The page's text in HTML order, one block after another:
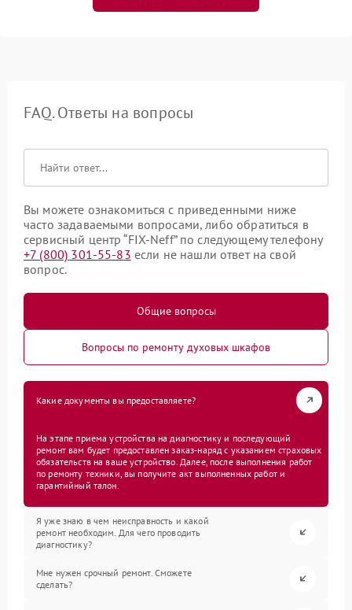
FAQ. Ответы на вопросы
Вы можете ознакомиться с приведенными ниже
часто задаваемыми вопросами, либо обратиться в
сервисный центр “FIX-Neff” по следующему телефону
+7 (800) 301-55-83 если не нашли ответ на свой
вопрос.
Общие вопросы
Вопросы по ремонту духовых шкафов
Какие документы вы предоставляете?
На этапе приема устройства на диагностику и последующий
ремонт вам будет предоставлен заказ-наряд с указанием страховых
обязательств на ваше устройство. Далее, после выполнения работ
по ремонту техники, вы получите акт выполненных работ и
гарантийный талон.
Я уже знаю в чем неисправность и какой
ремонт необходим. Для чего проводить
диагностику?
Мне нужен срочный ремонт. Сможете
сделать?